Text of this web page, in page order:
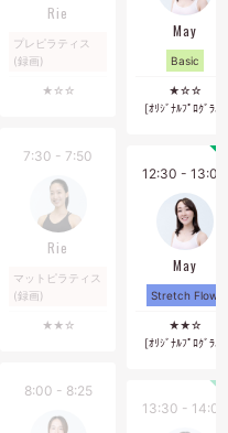
種お手続きは、前月10日ま
きをお願いいたします。
録の方はマイページの[メッ
方は公式LINEよりお願いい
いて】
より可能
システムの都合上消化扱
Rie
プレピラティス
(録画)
★☆☆
7:30 - 7:50
Rie
マットピラティス
(録画)
★★☆
8:00 - 8:25
May
Basic
★☆☆
[ｵﾘｼﾞﾅﾙﾌﾟﾛｸﾞﾗﾑ]
12:30 - 13:00
May
Stretch Flow
★★☆
[ｵﾘｼﾞﾅﾙﾌﾟﾛｸﾞﾗﾑ]
13:30 - 14:00